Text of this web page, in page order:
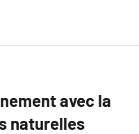
avec la
naturelles